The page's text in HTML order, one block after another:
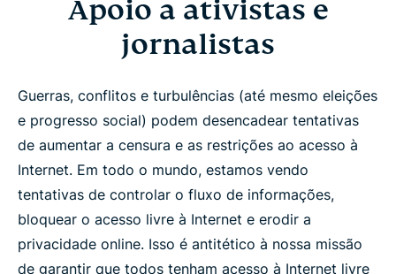
Apoio a ativistas e
jornalistas
Guerras, conflitos e turbulências (até mesmo eleições
e progresso social) podem desencadear tentativas
de aumentar a censura e as restrições ao acesso à
Internet. Em todo o mundo, estamos vendo
tentativas de controlar o fluxo de informações,
bloquear o acesso livre à Internet e erodir a
privacidade online. Isso é antitético à nossa missão
de garantir que todos tenham acesso à Internet livre